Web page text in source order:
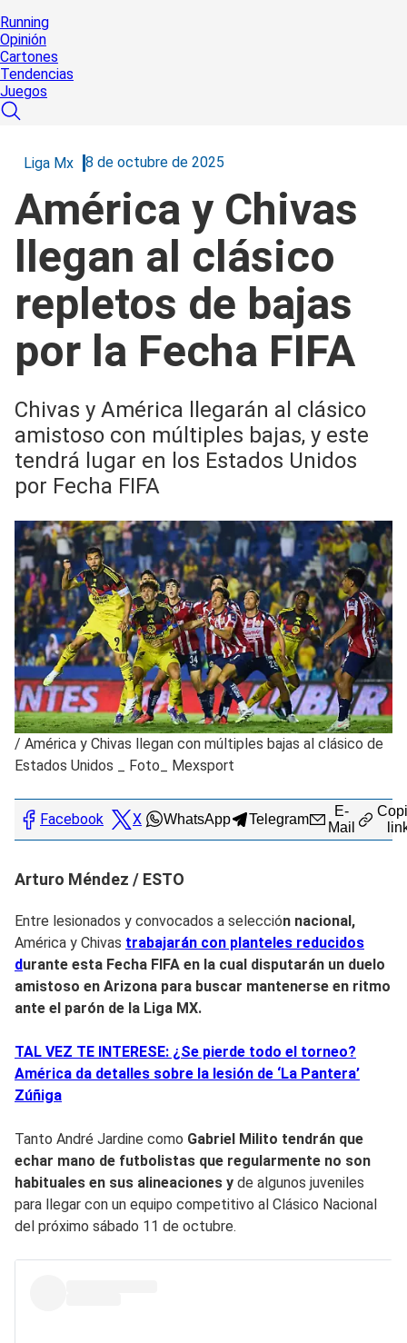
Running
Opinión
Cartones
Tendencias
Juegos
Liga Mx 8 de octubre de 2025
América y Chivas
llegan al clásico
repletos de bajas
por la Fecha FIFA
Chivas y América llegarán al clásico
amistoso con múltiples bajas, y este
tendrá lugar en los Estados Unidos
por Fecha FIFA
/ América y Chivas llegan con múltiples bajas al clásico de
Estados Unidos _ Foto_ Mexsport
Facebook X WhatsApp Telegram
E-
Mail
Arturo Méndez / ESTO
Entre lesionados y convocados a selección nacional,
América y Chivas trabajarán con planteles reducidos
durante esta Fecha FIFA en la cual disputarán un duelo
amistoso en Arizona para buscar mantenerse en ritmo
ante el parón de la Liga MX.
TAL VEZ TE INTERESE: ¿Se pierde todo el torneo?
América da detalles sobre la lesión de ‘La Pantera’
Zúñiga
Tanto André Jardine como Gabriel Milito tendrán que
echar mano de futbolistas que regularmente no son
habituales en sus alineaciones y de algunos juveniles
para llegar con un equipo competitivo al Clásico Nacional
del próximo sábado 11 de octubre.